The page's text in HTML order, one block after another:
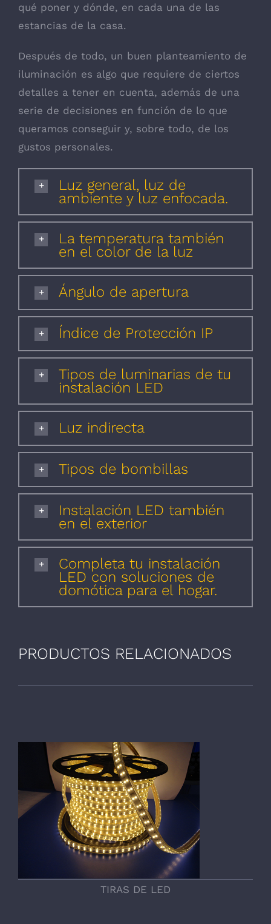
qué poner y dónde, en cada una de las
estancias de la casa.
Después de todo, un buen planteamiento de
iluminación es algo que requiere de ciertos
detalles a tener en cuenta, además de una
serie de decisiones en función de lo que
queramos conseguir y, sobre todo, de los
gustos personales.
Luz general, luz de
ambiente y luz enfocada.
La temperatura también
en el color de la luz
Ángulo de apertura
Índice de Protección IP
Tipos de luminarias de tu
instalación LED
Luz indirecta
Tipos de bombillas
Instalación LED también
en el exterior
Completa tu instalación
LED con soluciones de
domótica para el hogar.
PRODUCTOS RELACIONADOS
TIRAS DE LED